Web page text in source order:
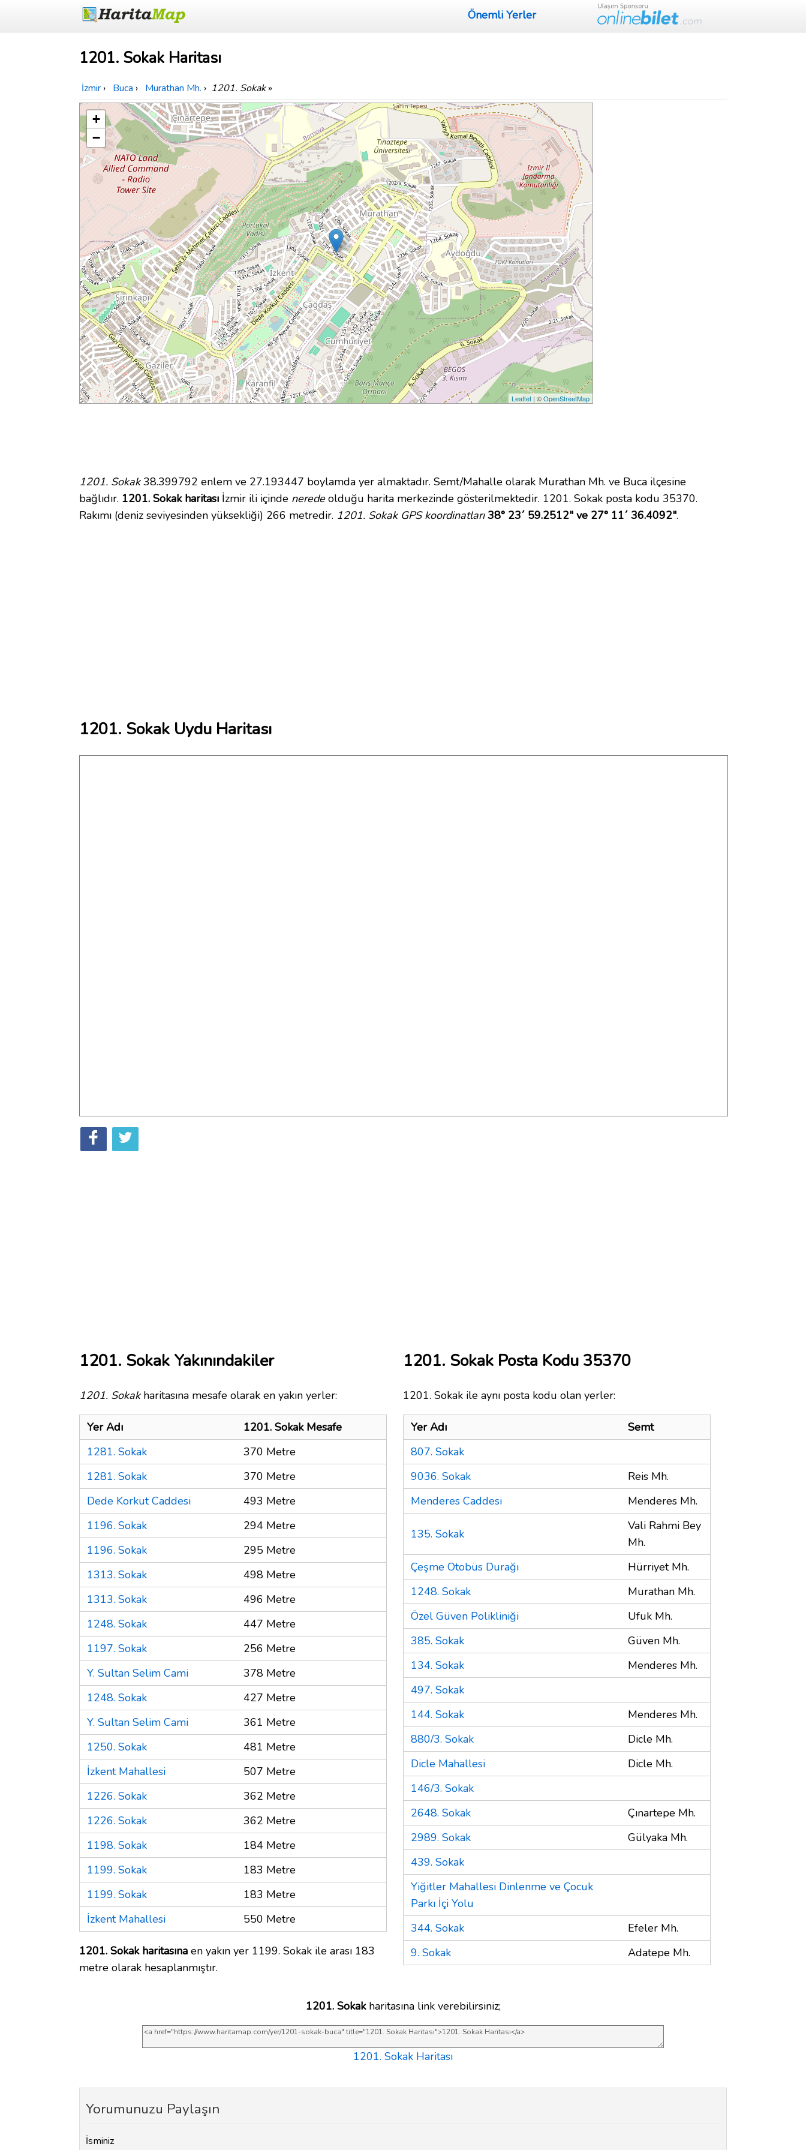
Önemli Yerler
1201. Sokak Haritası
İzmir › Buca › Murathan Mh. › 1201. Sokak»
+
−
Leaflet | ©OpenStreetMap
1201. Sokak38.399792 enlem ve 27.193447 boylamda yer almaktadır. Semt/Mahalle olarak Murathan Mh. ve Buca ilçesine
bağlıdır. 1201. Sokak haritası İzmir ili içinde neredeolduğu harita merkezinde gösterilmektedir. 1201. Sokak posta kodu 35370.
Rakımı (deniz seviyesinden yüksekliği) 266 metredir. 1201. Sokak GPS koordinatları 38° 23´ 59.2512" ve 27° 11´ 36.4092".
1201. Sokak Uydu Haritası
1201. Sokak Yakınındakiler
1201. Sokakharitasına mesafe olarak en yakın yerler:
Yer Adı
1201. Sokak Mesafe
1281. Sokak
370 Metre
1281. Sokak
370 Metre
Dede Korkut Caddesi
493 Metre
1196. Sokak
294 Metre
1196. Sokak
295 Metre
1313. Sokak
498 Metre
1313. Sokak
496 Metre
1248. Sokak
447 Metre
1197. Sokak
256 Metre
Y. Sultan Selim Cami
378 Metre
1248. Sokak
427 Metre
Y. Sultan Selim Cami
361 Metre
1250. Sokak
481 Metre
İzkent Mahallesi
507 Metre
1226. Sokak
362 Metre
1226. Sokak
362 Metre
1198. Sokak
184 Metre
1199. Sokak
183 Metre
1199. Sokak
183 Metre
İzkent Mahallesi
550 Metre
1201. Sokak haritasına en yakın yer 1199. Sokak ile arası 183
metre olarak hesaplanmıştır.
1201. Sokak Posta Kodu 35370
1201. Sokak ile aynı posta kodu olan yerler:
Yer Adı
Semt
807. Sokak
9036. Sokak
Reis Mh.
Menderes Caddesi
Menderes Mh.
135. Sokak
Vali Rahmi Bey
Mh.
Çeşme Otobüs Durağı
Hürriyet Mh.
1248. Sokak
Murathan Mh.
Özel Güven Polikliniği
Ufuk Mh.
385. Sokak
Güven Mh.
134. Sokak
Menderes Mh.
497. Sokak
144. Sokak
Menderes Mh.
880/3. Sokak
Dicle Mh.
Dicle Mahallesi
Dicle Mh.
146/3. Sokak
2648. Sokak
Çınartepe Mh.
2989. Sokak
Gülyaka Mh.
439. Sokak
Yiğitler Mahallesi Dinlenme ve Çocuk
Parkı İçi Yolu
344. Sokak
Efeler Mh.
9. Sokak
Adatepe Mh.
1201. Sokakharitasına link verebilirsiniz;
1201. Sokak Haritası
Yorumunuzu Paylaşın
İsminiz